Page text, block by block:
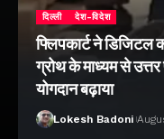
दिल्ली देश-विदेश
फ्लिपकार्ट ने डिजिटल
ग्रोथ के माध्यम से
योगदान बढ़ाया
Lokesh Badoni